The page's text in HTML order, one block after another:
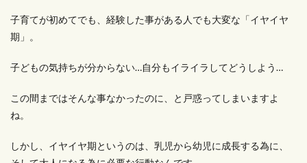
子育てが初めてでも、経験した事がある人でも大変な「イヤイヤ
期」。
子どもの気持ちが分からない…自分もイライラしてどうしよう…
この間まではそんな事なかったのに、と戸惑ってしまいますよ
ね。
しかし、イヤイヤ期というのは、乳児から幼児に成長する為に、